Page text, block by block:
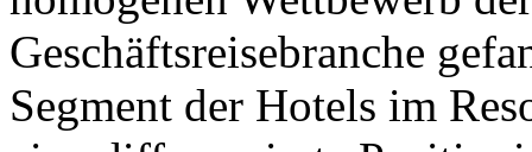
Geschäftsreisebranche
Segment der Hotels im